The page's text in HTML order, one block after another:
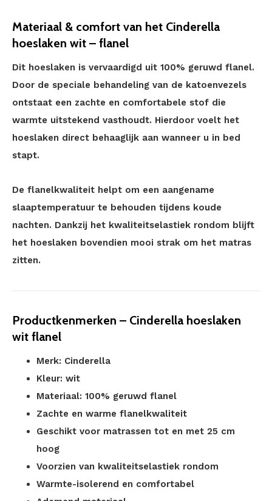
Materiaal & comfort van het Cinderella
hoeslaken wit – flanel
Dit hoeslaken is vervaardigd uit 100% geruwd flanel.
Door de speciale behandeling van de katoenvezels
ontstaat een zachte en comfortabele stof die
warmte uitstekend vasthoudt. Hierdoor voelt het
hoeslaken direct behaaglijk aan wanneer u in bed
stapt.
De flanelkwaliteit helpt om een aangename
slaaptemperatuur te behouden tijdens koude
nachten. Dankzij het kwaliteitselastiek rondom blijft
het hoeslaken bovendien mooi strak om het matras
zitten.
Productkenmerken – Cinderella hoeslaken
wit flanel
Merk: Cinderella
Kleur: wit
Materiaal: 100% geruwd flanel
Zachte en warme flanelkwaliteit
Geschikt voor matrassen tot en met 25 cm
hoog
Voorzien van kwaliteitselastiek rondom
Warmte-isolerend en comfortabel